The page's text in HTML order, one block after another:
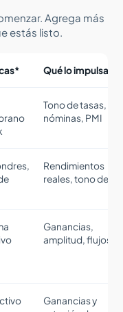
Agrega más
estás listo.
Qué lo impulsa
Tono de tasas,
nóminas, PMI
Rendimientos
reales, tono del
Ganancias,
amplitud, flujos
Ganancias y